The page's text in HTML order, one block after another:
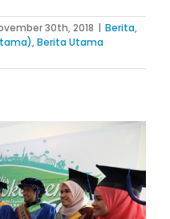
30th, 2018 | Berita,
,Berita Utama